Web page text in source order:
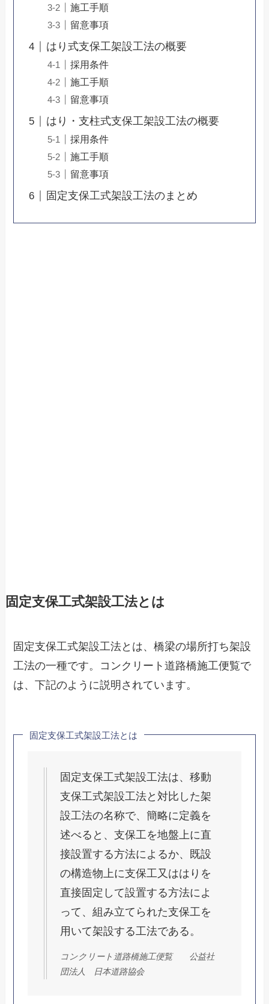
施工手順
留意事項
はり式支保工架設工法の概要
採用条件
施工手順
留意事項
はり・支柱式支保工架設工法の概要
採用条件
施工手順
留意事項
固定支保工式架設工法のまとめ
固定支保工式架設工法とは
固定支保工式架設工法とは、橋梁の場所打ち架設
工法の一種です。コンクリート道路橋施工便覧で
は、下記のように説明されています。
固定支保工式架設工法とは
固定支保工式架設工法は、移動
支保工式架設工法と対比した架
設工法の名称で、簡略に定義を
述べると、支保工を地盤上に直
接設置する方法によるか、既設
の構造物上に支保工又ははりを
直接固定して設置する方法によ
って、組み立てられた支保工を
用いて架設する工法である。
コンクリート道路橋施工便覧 公益社
団法人 日本道路協会